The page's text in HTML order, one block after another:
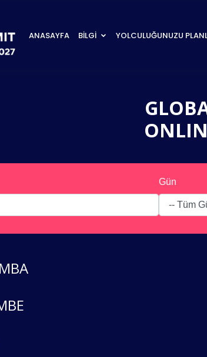
ANASAYFA BİLGİ YOLCULUĞUNUZU
Gün